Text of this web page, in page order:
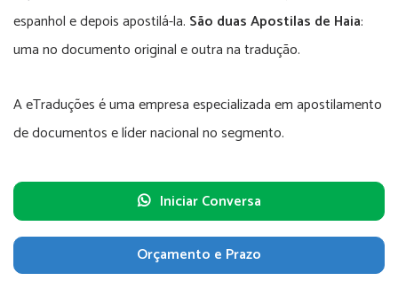
espanhol e depois apostilá-la. São duas Apostilas de Haia:
uma no documento original e outra na tradução.
A eTraduções é uma empresa especializada em apostilamento
de documentos e líder nacional no segmento.
Iniciar Conversa
Orçamento e Prazo